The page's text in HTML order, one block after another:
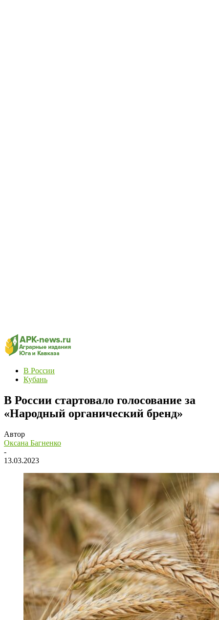
В России
Кубань
В России стартовало голосование за
«Народный органический бренд»
Автор
Оксана Багненко
-
13.03.2023